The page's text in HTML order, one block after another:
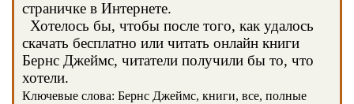
страничке в Интернете.
Хотелось бы, чтобы после того, как удалось
скачать бесплатно или читать онлайн книги
Бернс Джеймс, читатели получили бы то, что
хотели.
Ключевые слова: Бернс Джеймс, книги, все, полные